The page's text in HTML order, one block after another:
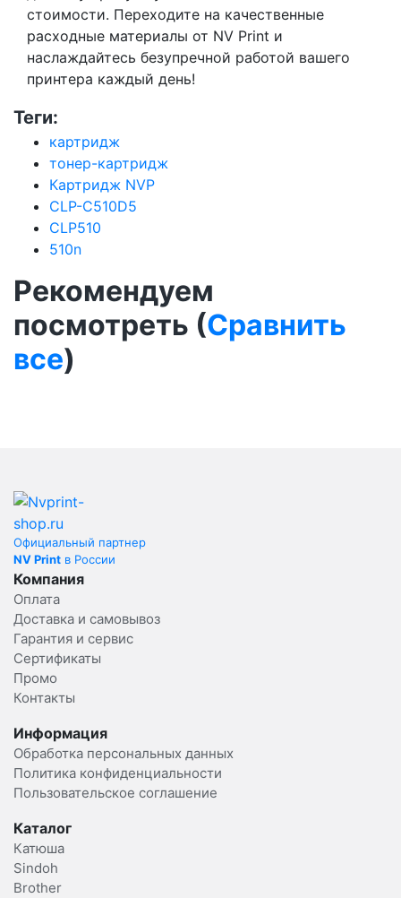
стоимости. Переходите на качественные
расходные материалы от NV Print и
наслаждайтесь безупречной работой вашего
принтера каждый день!
Теги:
картридж
тонер-картридж
Картридж NVP
CLP-C510D5
CLP510
510n
Рекомендуем
посмотреть (Сравнить
все)
Официальный партнер
NV Print в России
Компания
Оплата
Доставка и самовывоз
Гарантия и сервис
Сертификаты
Промо
Контакты
Информация
Обработка персональных данных
Политика конфиденциальности
Пользовательское соглашение
Каталог
Катюша
Sindoh
Brother